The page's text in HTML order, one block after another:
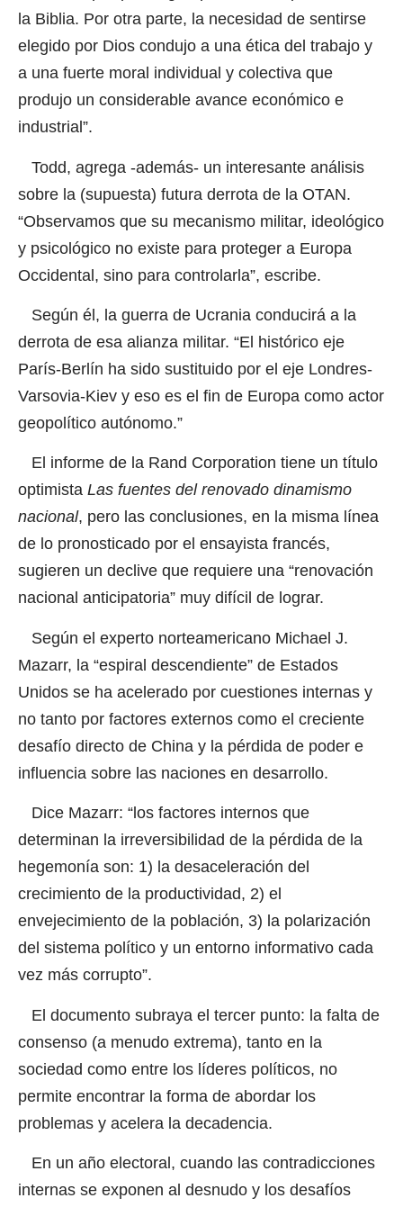
la Biblia. Por otra parte, la necesidad de sentirse
elegido por Dios condujo a una ética del trabajo y
a una fuerte moral individual y colectiva que
produjo un considerable avance económico e
industrial”.
Todd, agrega -además- un interesante análisis
sobre la (supuesta) futura derrota de la OTAN.
“Observamos que su mecanismo militar, ideológico
y psicológico no existe para proteger a Europa
Occidental, sino para controlarla”, escribe.
Según él, la guerra de Ucrania conducirá a la
derrota de esa alianza militar. “El histórico eje
París-Berlín ha sido sustituido por el eje Londres-
Varsovia-Kiev y eso es el fin de Europa como actor
geopolítico autónomo.”
El informe de la Rand Corporation tiene un título
optimista Las fuentes del renovado dinamismo
nacional, pero las conclusiones, en la misma línea
de lo pronosticado por el ensayista francés,
sugieren un declive que requiere una “renovación
nacional anticipatoria” muy difícil de lograr.
Según el experto norteamericano Michael J.
Mazarr, la “espiral descendiente” de Estados
Unidos se ha acelerado por cuestiones internas y
no tanto por factores externos como el creciente
desafío directo de China y la pérdida de poder e
influencia sobre las naciones en desarrollo.
Dice Mazarr: “los factores internos que
determinan la irreversibilidad de la pérdida de la
hegemonía son: 1) la desaceleración del
crecimiento de la productividad, 2) el
envejecimiento de la población, 3) la polarización
del sistema político y un entorno informativo cada
vez más corrupto”.
El documento subraya el tercer punto: la falta de
consenso (a menudo extrema), tanto en la
sociedad como entre los líderes políticos, no
permite encontrar la forma de abordar los
problemas y acelera la decadencia.
En un año electoral, cuando las contradicciones
internas se exponen al desnudo y los desafíos